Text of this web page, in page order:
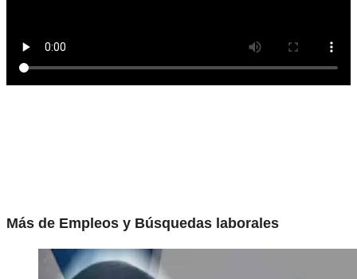
Más de Empleos y Búsquedas laborales